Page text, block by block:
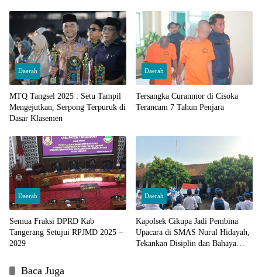
Daerah
MTQ Tangsel 2025 : Setu Tampil
Mengejutkan, Serpong Terpuruk di
Dasar Klasemen
Daerah
Tersangka Curanmor di Cisoka
Terancam 7 Tahun Penjara
Daerah
Semua Fraksi DPRD Kab
Tangerang Setujui RPJMD 2025 –
2029
Daerah
Kapolsek Cikupa Jadi Pembina
Upacara di SMAS Nurul Hidayah,
Tekankan Disiplin dan Bahaya
Baca Juga